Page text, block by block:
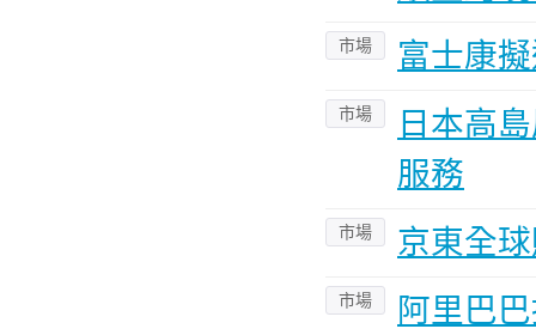
市場 富士康
市場
日本高
服務
市場 京東全
市場 阿里巴